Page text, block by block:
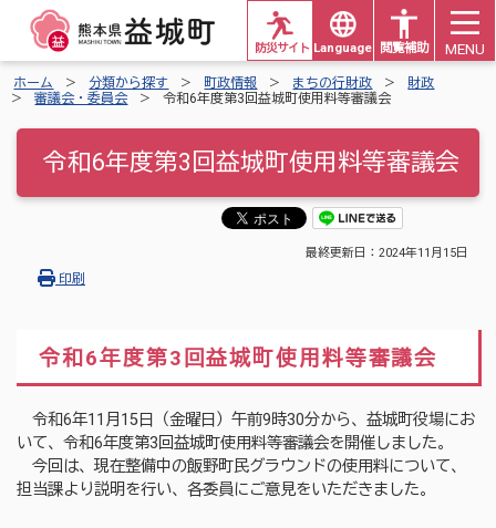
Languages 閲覧補助
防災サイト MENU
ホーム 分類から探す 町政情報 まちの行財政
財政
審議会・委員会
令和6年度第3回益城町使用料等審議会
令和6年度第3回益城町使用料等審議会
最終更新日： 2024年11月15日
印刷
令和6年度第3回益城町使用料等審議会
令和6年11月15日（金曜日）午前9時30分から、益城町役場にお
いて、令和6年度第3回益城町使用料等審議会を開催しました。
今回は、現在整備中の飯野町民グラウンドの使用料について、
担当課より説明を行い、各委員にご意見をいただきました。